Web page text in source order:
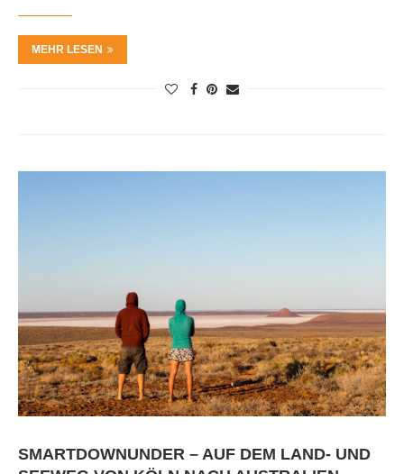
MEHR LESEN
SMARTDOWNUNDER – AUF DEM LAND- UND